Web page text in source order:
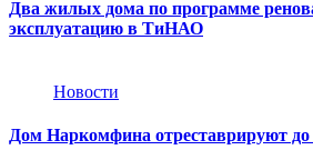
Два жилых дома по программе
эксплуатацию в ТиНАО
Новости
Дом Наркомфина отреставрируют до